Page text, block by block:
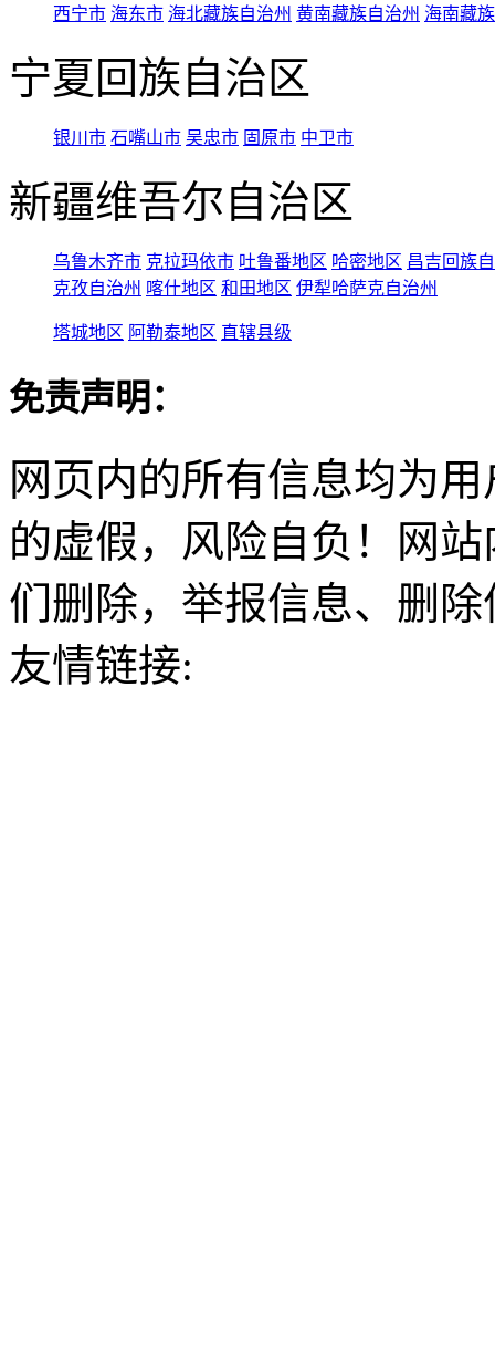
西宁市 海东市 海北藏族自治州 黄南藏族自治州 海南藏
宁夏回族自治区
银川市 石嘴山市 吴忠市 固原市 中卫市
新疆维吾尔自治区
乌鲁木齐市 克拉玛依市 吐鲁番地区 哈密地区 昌吉回族
克孜自治州 喀什地区 和田地区 伊犁哈萨克自治州
塔城地区 阿勒泰地区 直辖县级
免责声明：
网页内的所有信息均为
的虚假，风险自负！网
们删除，举报信息、删
友情链接: